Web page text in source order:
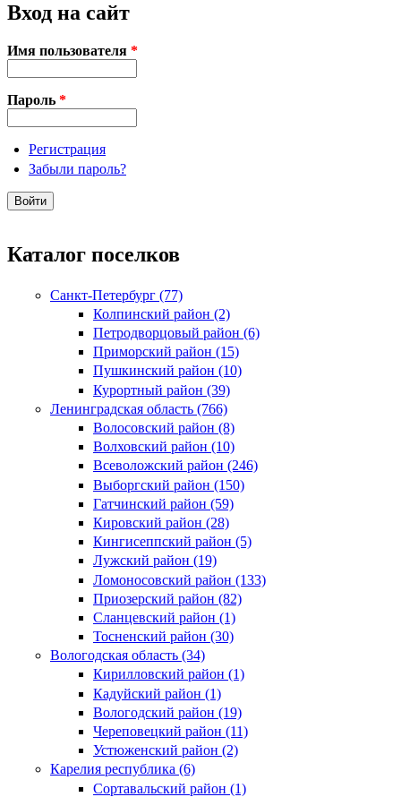
Вход на сайт
Имя пользователя *
Пароль *
Регистрация
Забыли пароль?
Каталог поселков
Санкт-Петербург (77)
Колпинский район (2)
Петродворцовый район (6)
Приморский район (15)
Пушкинский район (10)
Курортный район (39)
Ленинградская область (766)
Волосовский район (8)
Волховский район (10)
Всеволожский район (246)
Выборгский район (150)
Гатчинский район (59)
Кировский район (28)
Кингисеппский район (5)
Лужский район (19)
Ломоносовский район (133)
Приозерский район (82)
Сланцевский район (1)
Тосненский район (30)
Вологодская область (34)
Кирилловский район (1)
Кадуйский район (1)
Вологодский район (19)
Череповецкий район (11)
Устюженский район (2)
Карелия республика (6)
Сортавальский район (1)